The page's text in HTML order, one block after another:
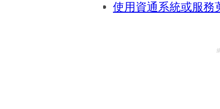
使用資通系統或服務